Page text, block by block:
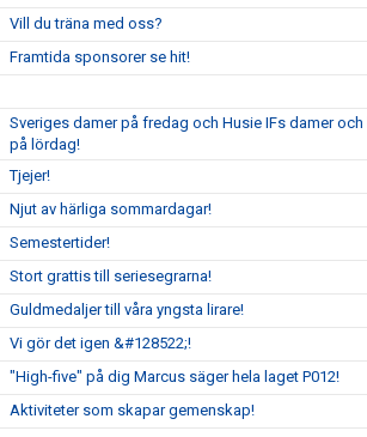
Vill du träna med oss?
Framtida sponsorer se hit!
Sveriges damer på fredag och Husie IFs damer och
på lördag!
Tjejer!
Njut av härliga sommardagar!
Semestertider!
Stort grattis till seriesegrarna!
Guldmedaljer till våra yngsta lirare!
Vi gör det igen &#128522;!
"High-five" på dig Marcus säger hela laget P012!
Aktiviteter som skapar gemenskap!